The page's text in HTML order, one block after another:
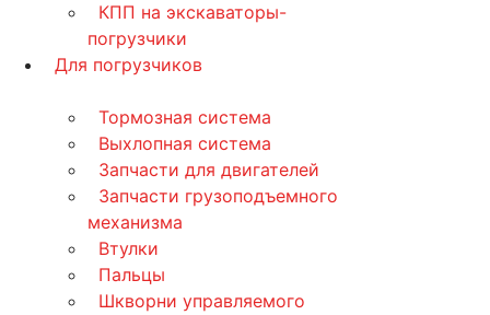
КПП на экскаваторы-
погрузчики
Для погрузчиков
Тормозная система
Выхлопная система
Запчасти для двигателей
Запчасти грузоподъемного
механизма
Втулки
Пальцы
Шкворни управляемого